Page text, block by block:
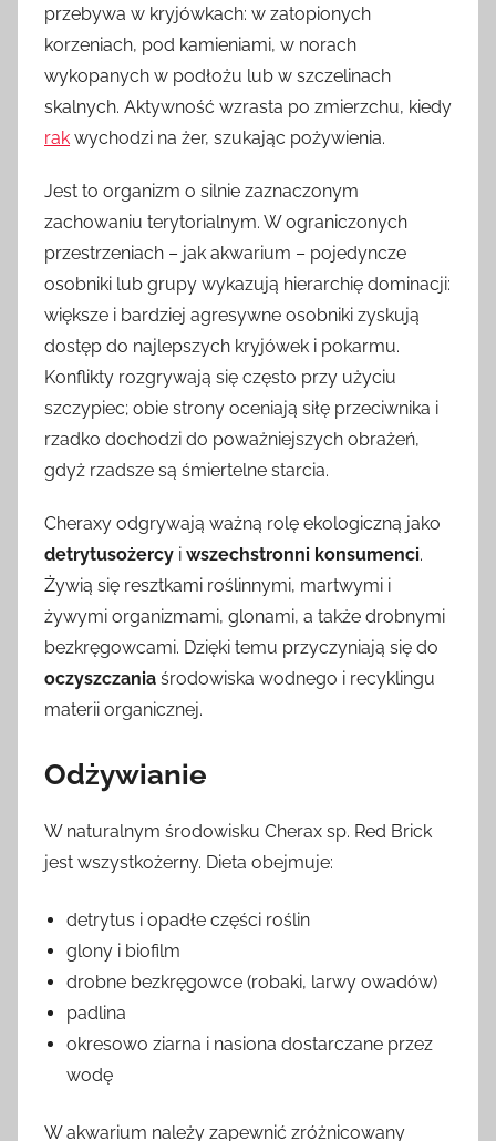
przebywa w kryjówkach: w zatopionych
korzeniach, pod kamieniami, w norach
wykopanych w podłożu lub w szczelinach
skalnych. Aktywność wzrasta po zmierzchu, kiedy
rak wychodzi na żer, szukając pożywienia.
Jest to organizm o silnie zaznaczonym
zachowaniu terytorialnym. W ograniczonych
przestrzeniach – jak akwarium – pojedyncze
osobniki lub grupy wykazują hierarchię dominacji:
większe i bardziej agresywne osobniki zyskują
dostęp do najlepszych kryjówek i pokarmu.
Konflikty rozgrywają się często przy użyciu
szczypiec; obie strony oceniają siłę przeciwnika i
rzadko dochodzi do poważniejszych obrażeń,
gdyż rzadsze są śmiertelne starcia.
Cheraxy odgrywają ważną rolę ekologiczną jako
detrytusożercy i wszechstronni konsumenci.
Żywią się resztkami roślinnymi, martwymi i
żywymi organizmami, glonami, a także drobnymi
bezkręgowcami. Dzięki temu przyczyniają się do
oczyszczania środowiska wodnego i recyklingu
materii organicznej.
Odżywianie
W naturalnym środowisku Cherax sp. Red Brick
jest wszystkożerny. Dieta obejmuje:
detrytus i opadłe części roślin
glony i biofilm
drobne bezkręgowce (robaki, larwy owadów)
padlina
okresowo ziarna i nasiona dostarczane przez
wodę
W akwarium należy zapewnić zróżnicowany